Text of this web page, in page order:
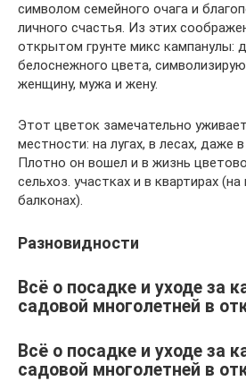
символом семейного очага и
личного счастья. Из этих
открытом грунте микс кампанулы:
белоснежного цвета,
женщину, мужа и жену.
Этот цветок замечательно
местности: на лугах, в лесах, даже
Плотно он вошел и в жизнь
сельхоз. участках и в квартирах
балконах).
Разновидности
Всё о посадке и уходе за
садовой многолетней в
Всё о посадке и уходе за
садовой многолетней в